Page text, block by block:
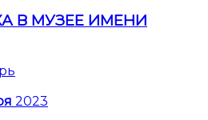
В МУЗЕЕ ИМЕНИ
2023